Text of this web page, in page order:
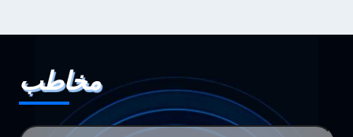
مخاطب